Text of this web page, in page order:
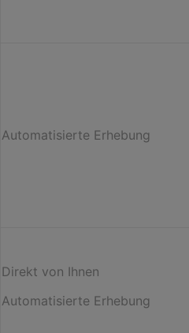
Automatisierte Erhebung
Direkt von Ihnen
Automatisierte Erhebung